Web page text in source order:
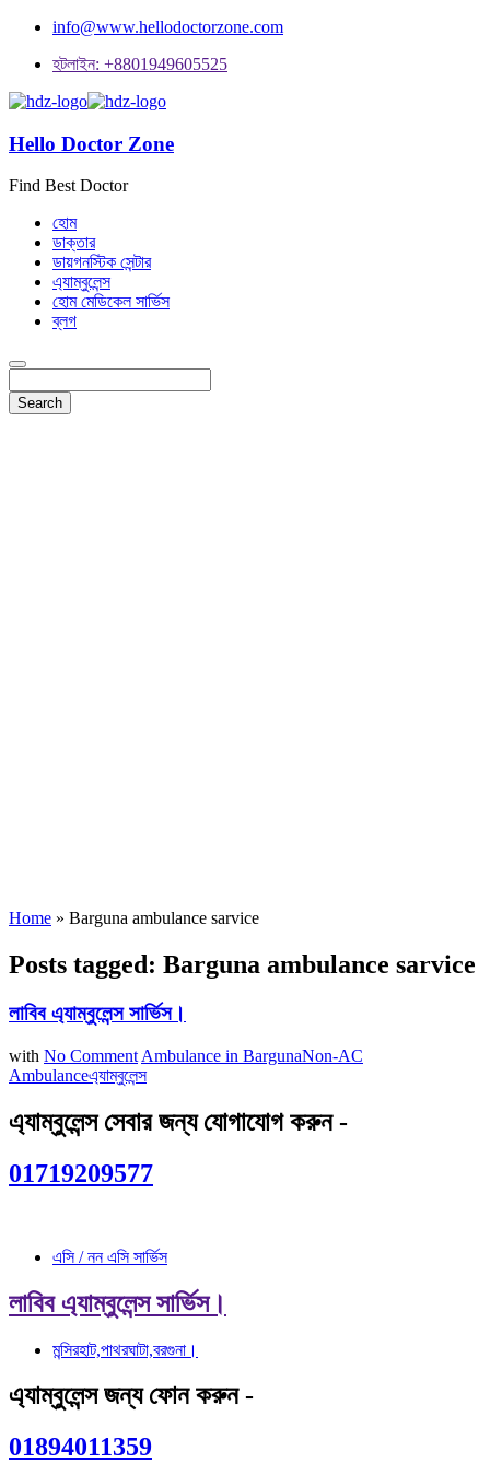
info@www.hellodoctorzone.com
হটলাইন: +8801949605525
Hello Doctor Zone
Find Best Doctor
হোম
ডাক্তার
ডায়গনস্টিক সেন্টার
এ্যাম্বুলেন্স
হোম মেডিকেল সার্ভিস
ব্লগ
Home » Barguna ambulance sarvice
Posts tagged: Barguna ambulance sarvice
লাবিব এ্যাম্বুলেন্স সার্ভিস।
with No Comment Ambulance in BargunaNon-AC
Ambulanceএ্যাম্বুলেন্স
এ্যাম্বুলেন্স সেবার জন্য যোগাযোগ করুন -
01719209577
এসি / নন এসি সার্ভিস
লাবিব এ্যাম্বুলেন্স সার্ভিস।
মন্সিরহাট,পাথরঘাটা,বরগুনা।
এ্যাম্বুলেন্স জন্য ফোন করুন -
01894011359